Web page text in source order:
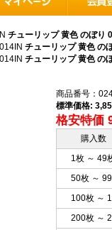
チューリップ 黄色 のぼり
チューリップ 黄色 の
チューリップ 黄色 の
商品番号：
標準価格:
格安特価
購入数
1枚 ～ 49
50枚 ～
100枚 ～
200枚 ～